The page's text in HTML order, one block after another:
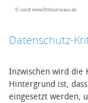
Datenschutz-
Inzwischen wird die
Hintergrund ist,
eingesetzt werden,